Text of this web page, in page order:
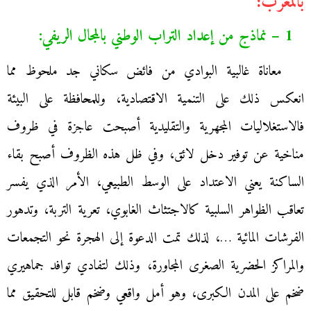
1 – نماذج من إعداد التراب الوطني بالمجال الريفي:
معاناة غالبية البوادي من فائض سكاني جد ملحوظ مما
انعكس ذلك على التنمية الاقتصادية، وللمحافظة على البيئة
فالاستغلاليات المجهرية والتقليدية أصبحت عاجزة في ظروف
مناخية عن توفير دخل لائق، وفي ظل هذه الظروف أصبح بقاء
الساكنة يعني الاعتداد على الوسط الطبيعي، الأمر الذي يفسر
تعاقب الظواهر السلبية كالاجتثاث الغابوي، تعرية التربة، وتدهور
الفرشات المائية …، لذلك تمت الدعوة إلى الهجرة نحو التجمعات
والمراكز الحضرية الصغرى المجاورة، وذلك لتفادي توافد جماهيري
ضخم على المدن الكبرى، وهو أمل واقعي وضخم قابل للتحقيق مما